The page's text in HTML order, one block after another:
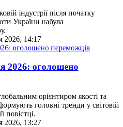
індустрії після початку
України набула
2026, 14:17
2026: оголошено
орієнтиром якості та
головні тренди у світовій
повістці.
2026, 13:27